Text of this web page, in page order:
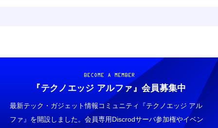
BECOME A MEMBER
『テクノエッジ アルファ』 会員募集中
最新テック・ガジェット情報コミュニティ『テクノエッジ アル
ファ』を開設しました。会員専用Discrodサーバ参加権やイベン